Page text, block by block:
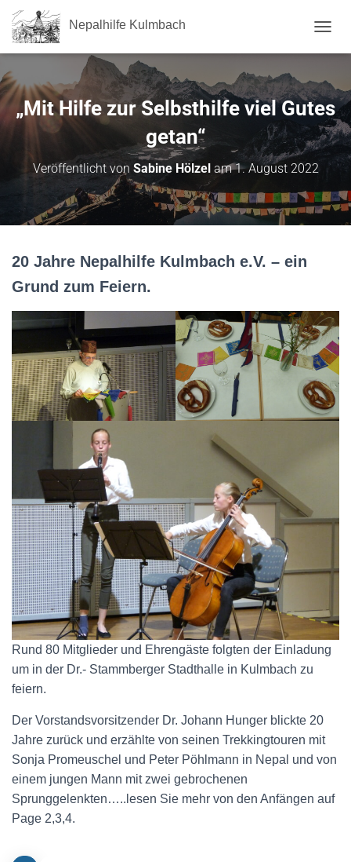
Nepalhilfe Kulmbach
„Mit Hilfe zur Selbsthilfe viel Gutes
getan“
Veröffentlicht von Sabine Hölzelam1. August 2022
20 Jahre Nepalhilfe Kulmbach e.V. – ein
Grund zum Feiern.
Rund 80 Mitglieder und Ehrengäste folgten der Einladung
um in der Dr.- Stammberger Stadthalle in Kulmbach zu
feiern.
Der Vorstandsvorsitzender Dr. Johann Hunger blickte 20
Jahre zurück und erzählte von seinen Trekkingtouren mit
Sonja Promeuschel und Peter Pöhlmann in Nepal und von
einem jungen Mann mit zwei gebrochenen
Sprunggelenkten…..lesen Sie mehr von den Anfängen auf
Page 2,3,4.